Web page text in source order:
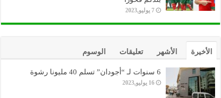
7 يوليو,2023
الأخيرة الأشهر تعليقات الوسوم
6 سنوات لـ “أجودان” تسلم 40 مليونا رشوة
16 يوليو,2023